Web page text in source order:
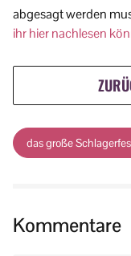
abgesagt werden
ihr hier nachlesen
das große
Kommentare